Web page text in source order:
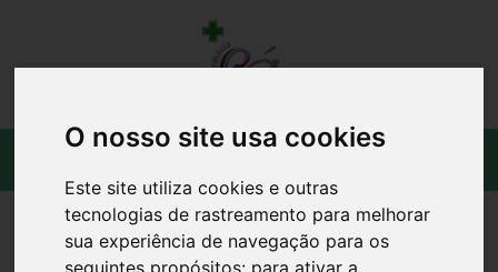
O nosso site usa cookies
Este site utiliza cookies e outras
tecnologias de rastreamento para melhorar
sua experiência de navegação para os